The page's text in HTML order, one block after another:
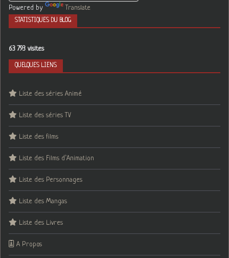
Powered by Translate
STATISTIQUES DU BLOG
63 793 visites
QUELQUES LIENS
Liste des séries Animé
Liste des séries TV
Liste des films
Liste des Films d’Animation
Liste des Personnages
Liste des Mangas
Liste des Livres
A Propos